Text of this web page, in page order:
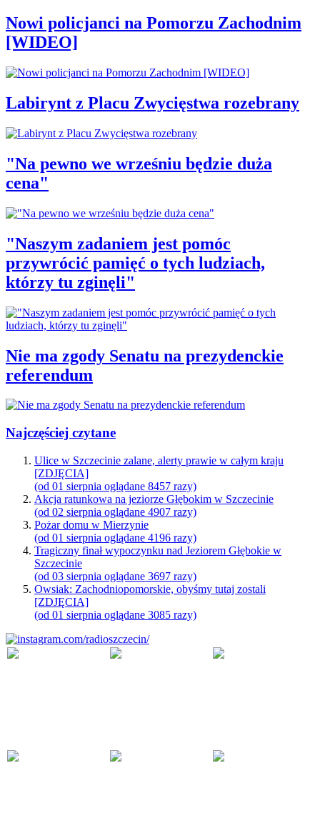
Nowi policjanci na Pomorzu Zachodnim
[WIDEO]
Labirynt z Placu Zwycięstwa rozebrany
"Na pewno we wrześniu będzie duża
cena"
"Naszym zadaniem jest pomóc
przywrócić pamięć o tych ludziach,
którzy tu zginęli"
Nie ma zgody Senatu na prezydenckie
referendum
Najczęściej czytane
Ulice w Szczecinie zalane, alerty prawie w całym kraju
[ZDJĘCIA]
(od 01 sierpnia oglądane 8457 razy)
Akcja ratunkowa na jeziorze Głębokim w Szczecinie
(od 02 sierpnia oglądane 4907 razy)
Pożar domu w Mierzynie
(od 01 sierpnia oglądane 4196 razy)
Tragiczny finał wypoczynku nad Jeziorem Głębokie w
Szczecinie
(od 03 sierpnia oglądane 3697 razy)
Owsiak: Zachodniopomorskie, obyśmy tutaj zostali
[ZDJĘCIA]
(od 01 sierpnia oglądane 3085 razy)